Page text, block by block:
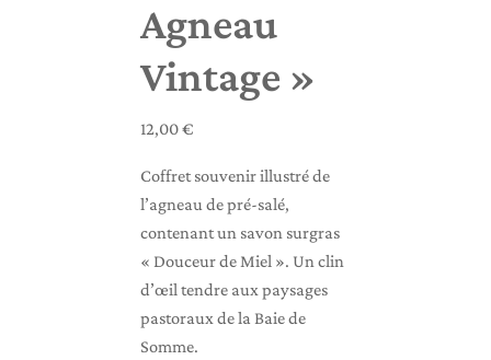
Agneau
Vintage »
12,00€
Coffret souvenir illustré de
l’agneau de pré‑salé,
contenant un savon surgras
« Douceur de Miel ». Un clin
d’œil tendre aux paysages
pastoraux de la Baie de
Somme.